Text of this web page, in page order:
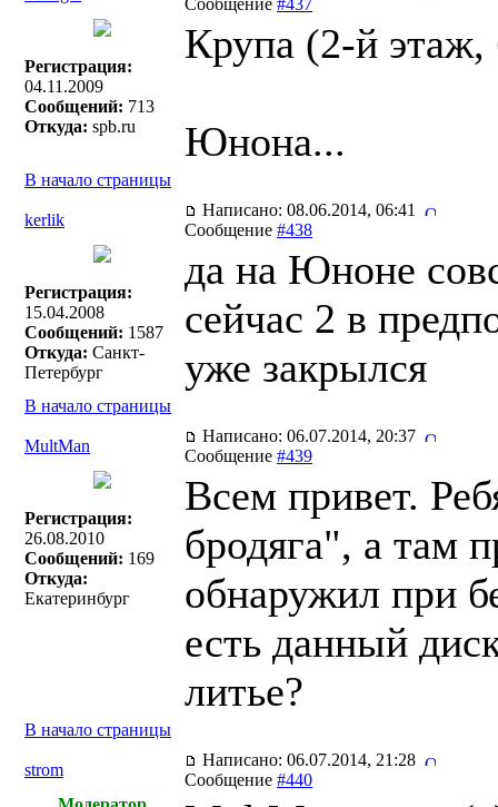
Сообщение #437
Регистрация:
04.11.2009
Сообщений: 713
Откуда: spb.ru
Крупа (2-й
Юнона...
В начало страницы
kerlik
Написано: 08.06.2014, 06:41
Сообщение #438
Регистрация:
15.04.2008
Сообщений: 1587
Откуда: Санкт-
Петербург
да на Юноне
сейчас 2 в
уже закрылся
В начало страницы
MultMan
Написано: 06.07.2014, 20:37
Сообщение #439
Регистрация:
26.08.2010
Сообщений: 169
Откуда:
Екатеринбург
Всем привет.
бродяга", а там
обнаружил при
есть данный
литье?
В начало страницы
strom
Написано: 06.07.2014, 21:28
Сообщение #440